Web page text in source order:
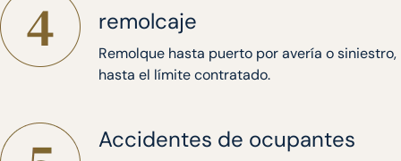
remolcaje
Remolque hasta puerto por avería o siniestro,
hasta el límite contratado.
Accidentes de ocupantes